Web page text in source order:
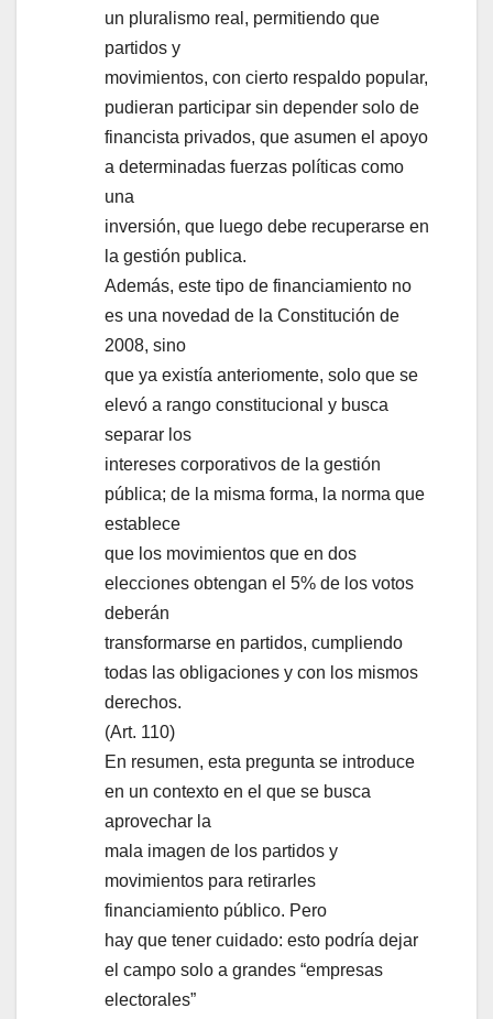
un pluralismo real, permitiendo que
partidos y
movimientos, con cierto respaldo popular,
pudieran participar sin depender solo de
financista privados, que asumen el apoyo
a determinadas fuerzas políticas como
una
inversión, que luego debe recuperarse en
la gestión publica.
Además, este tipo de financiamiento no
es una novedad de la Constitución de
2008, sino
que ya existía anteriomente, solo que se
elevó a rango constitucional y busca
separar los
intereses corporativos de la gestión
pública; de la misma forma, la norma que
establece
que los movimientos que en dos
elecciones obtengan el 5% de los votos
deberán
transformarse en partidos, cumpliendo
todas las obligaciones y con los mismos
derechos.
(Art. 110)
En resumen, esta pregunta se introduce
en un contexto en el que se busca
aprovechar la
mala imagen de los partidos y
movimientos para retirarles
financiamiento público. Pero
hay que tener cuidado: esto podría dejar
el campo solo a grandes “empresas
electorales”